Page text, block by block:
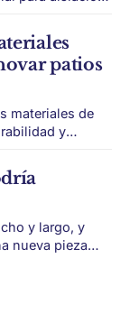
material de
patios
materiales de
y
vivienda.
visto como un
y largo, y
nueva pieza
del